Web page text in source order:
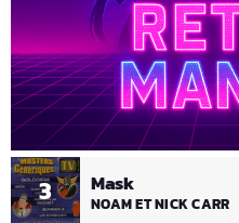
3 Mask
NOAM ET NICK CARR